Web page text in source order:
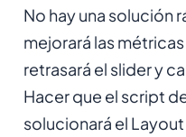
No hay una solución
mejorará las
retrasará el slider y
Hacer que el script
solucionará el